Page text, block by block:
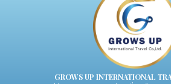
GROWS UP INTERNATIONAL